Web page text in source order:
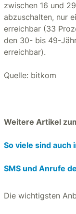
zwischen 16 und
abzuschalten, nur
erreichbar (33
den 30- bis 49-
erreichbar).
Quelle: bitkom
Weitere Artikel
So viele sind auch
SMS und Anrufe
Die wichtigsten